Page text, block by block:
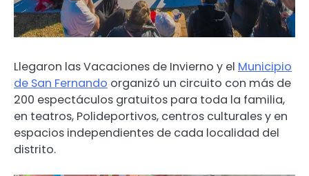
Llegaron las Vacaciones de Invierno y el Municipio
de San Fernando organizó un circuito con más de
200 espectáculos gratuitos para toda la familia,
en teatros, Polideportivos, centros culturales y en
espacios independientes de cada localidad del
distrito.